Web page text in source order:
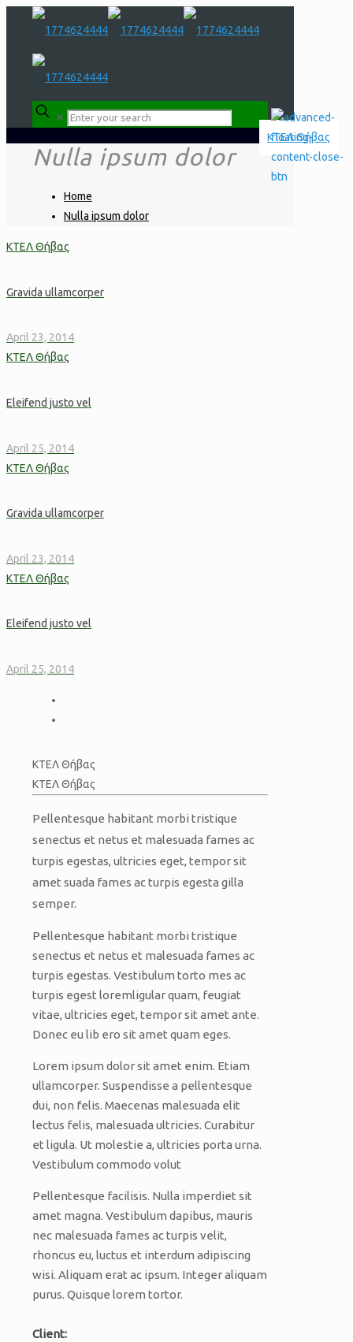
✕
Nulla ipsum dolor
Home
Nulla ipsum dolor
Gravida ullamcorper
April 23, 2014
Eleifend justo vel
April 25, 2014
Gravida ullamcorper
April 23, 2014
Eleifend justo vel
April 25, 2014
Pellentesque habitant morbi tristique
senectus et netus et malesuada fames ac
turpis egestas, ultricies eget, tempor sit
amet suada fames ac turpis egesta gilla
semper.
Pellentesque habitant morbi tristique
senectus et netus et malesuada fames ac
turpis egestas. Vestibulum torto mes ac
turpis egest loremligular quam, feugiat
vitae, ultricies eget, tempor sit amet ante.
Donec eu lib ero sit amet quam eges.
Lorem ipsum dolor sit amet enim. Etiam
ullamcorper. Suspendisse a pellentesque
dui, non felis. Maecenas malesuada elit
lectus felis, malesuada ultricies. Curabitur
et ligula. Ut molestie a, ultricies porta urna.
Vestibulum commodo volut
Pellentesque facilisis. Nulla imperdiet sit
amet magna. Vestibulum dapibus, mauris
nec malesuada fames ac turpis velit,
rhoncus eu, luctus et interdum adipiscing
wisi. Aliquam erat ac ipsum. Integer aliquam
purus. Quisque lorem tortor.
Client: